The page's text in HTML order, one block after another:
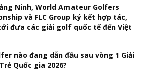
Ninh, World Amateur Golfers
và FLC Group ký kết hợp tác,
đưa các giải golf quốc tế đến Việt
nào đang dẫn đầu sau vòng 1 Giải
Quốc gia 2026?